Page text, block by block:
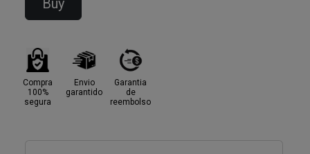
Buy
Compra
100%
segura
Envio
garantido
Garantia
de
reembolso